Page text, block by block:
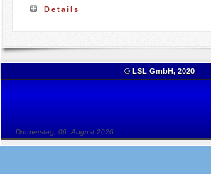
Details
© LSL GmbH, 2020
Donnerstag, 06. August 2026